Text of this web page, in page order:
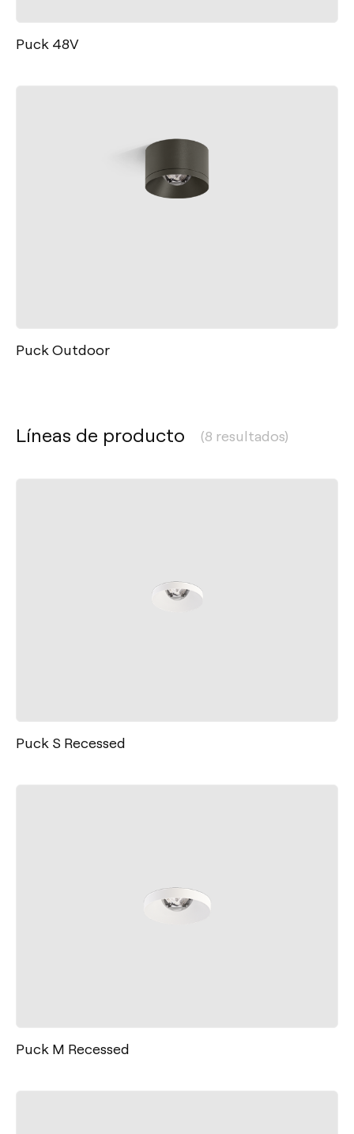
Puck 48V
Puck Outdoor
Líneas de producto (8 resultados)
Puck S Recessed
Puck M Recessed